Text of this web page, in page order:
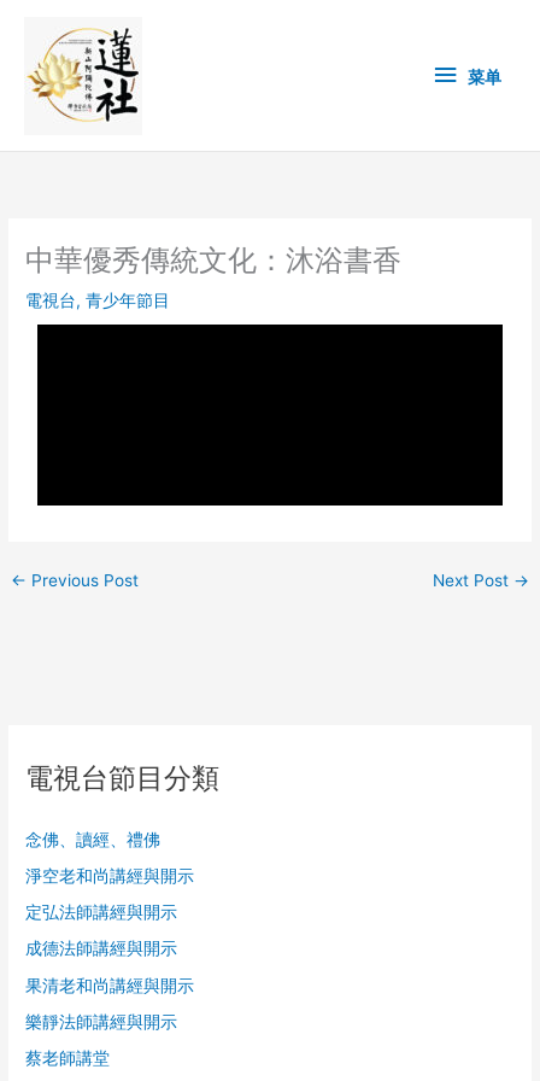
content
单 菜单
中華優秀傳統文化：沐浴書香
電視台,青少年節目
← Previous Post Next Post →
電視台節目分類
念佛、讀經、禮佛
淨空老和尚講經與開示
定弘法師講經與開示
成德法師講經與開示
果清老和尚講經與開示
樂靜法師講經與開示
蔡老師講堂